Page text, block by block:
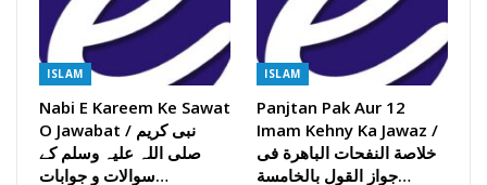
ISLAM
Nabi E Kareem Ke Sawat
O Jawabat / نبی کریم
صلی اللہ علیہ وسلم کے
سوالات و جوابات…
ISLAM
Panjtan Pak Aur 12
Imam Kehny Ka Jawaz /
خلاصة النفحات الباھرة فی
جواز القول بالخامسة…